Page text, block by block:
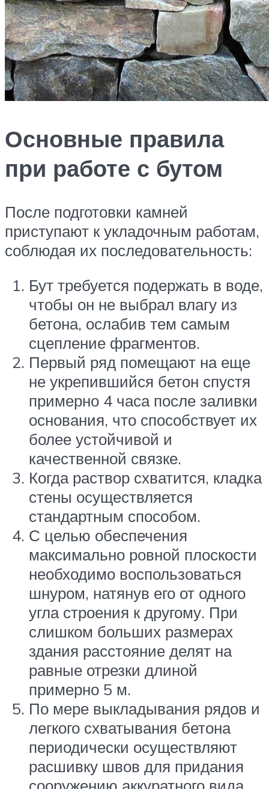
Основные правила
при работе с бутом
После подготовки камней
приступают к укладочным работам,
соблюдая их последовательность:
Бут требуется подержать в воде,
чтобы он не выбрал влагу из
бетона, ослабив тем самым
сцепление фрагментов.
Первый ряд помещают на еще
не укрепившийся бетон спустя
примерно 4 часа после заливки
основания, что способствует их
более устойчивой и
качественной связке.
Когда раствор схватится, кладка
стены осуществляется
стандартным способом.
С целью обеспечения
максимально ровной плоскости
необходимо воспользоваться
шнуром, натянув его от одного
угла строения к другому. При
слишком больших размерах
здания расстояние делят на
равные отрезки длиной
примерно 5 м.
По мере выкладывания рядов и
легкого схватывания бетона
периодически осуществляют
расшивку швов для придания